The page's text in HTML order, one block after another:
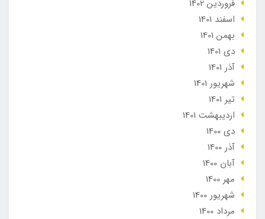
فروردین 1402
اسفند 1401
بهمن 1401
دی 1401
آذر 1401
شهریور 1401
تير 1401
ارديبهشت 1401
دی 1400
آذر 1400
آبان 1400
مهر 1400
شهریور 1400
مرداد 1400